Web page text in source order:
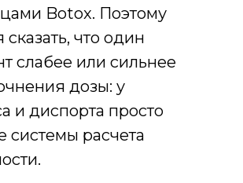
Botox. Поэтому
сказать, что один
слабее или сильнее
дозы: у
и диспорта просто
системы расчета